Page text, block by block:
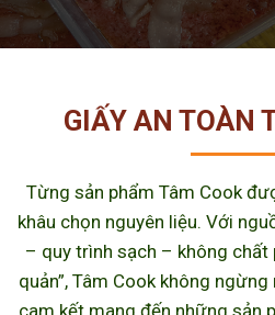
GIẤY AN TOÀN
Từng sản phẩm Tâm Cook
khâu chọn nguyên liệu. Với
– quy trình sạch – không chất
quản”, Tâm Cook không